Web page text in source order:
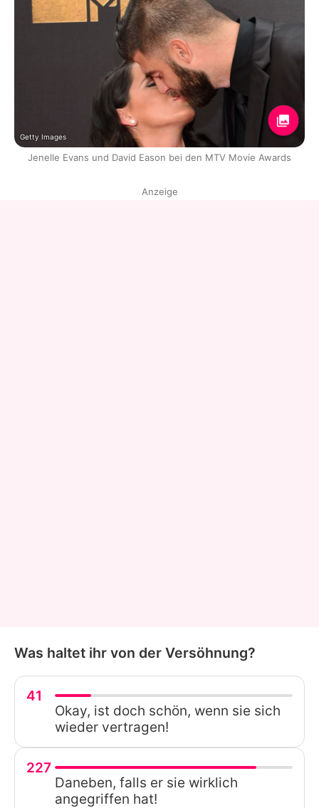
Getty Images
Jenelle Evans und David Eason bei den MTV Movie Awards
Anzeige
Was haltet ihr von der Versöhnung?
41
Okay, ist doch schön, wenn sie sich
wieder vertragen!
227
Daneben, falls er sie wirklich
angegriffen hat!